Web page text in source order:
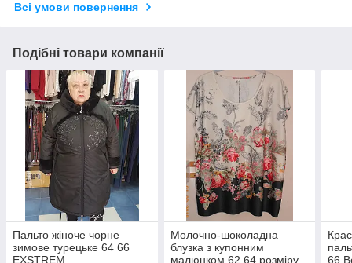
Всі умови повернення
Подібні товари компанії
Пальто жіноче чорне
зимове турецьке 64 66
EXSTREM
Молочно-шоколадна
блузка з купонним
малюнком 62 64 розміру
66